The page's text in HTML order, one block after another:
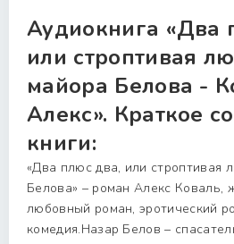
Аудиокнига «Два
или строптивая
майора Белова -
Алекс». Краткое
книги:
«Два плюс два, или строптивая
Белова» – роман Алекс Коваль,
любовный роман, эротический
комедия.Назар Белов –